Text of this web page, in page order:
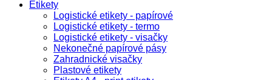
Etikety
Logistické etikety - papírové
Logistické etikety - termo
Logistické etikety - visačky
Nekonečné papírové pásy
Zahradnické visačky
Plastové etikety